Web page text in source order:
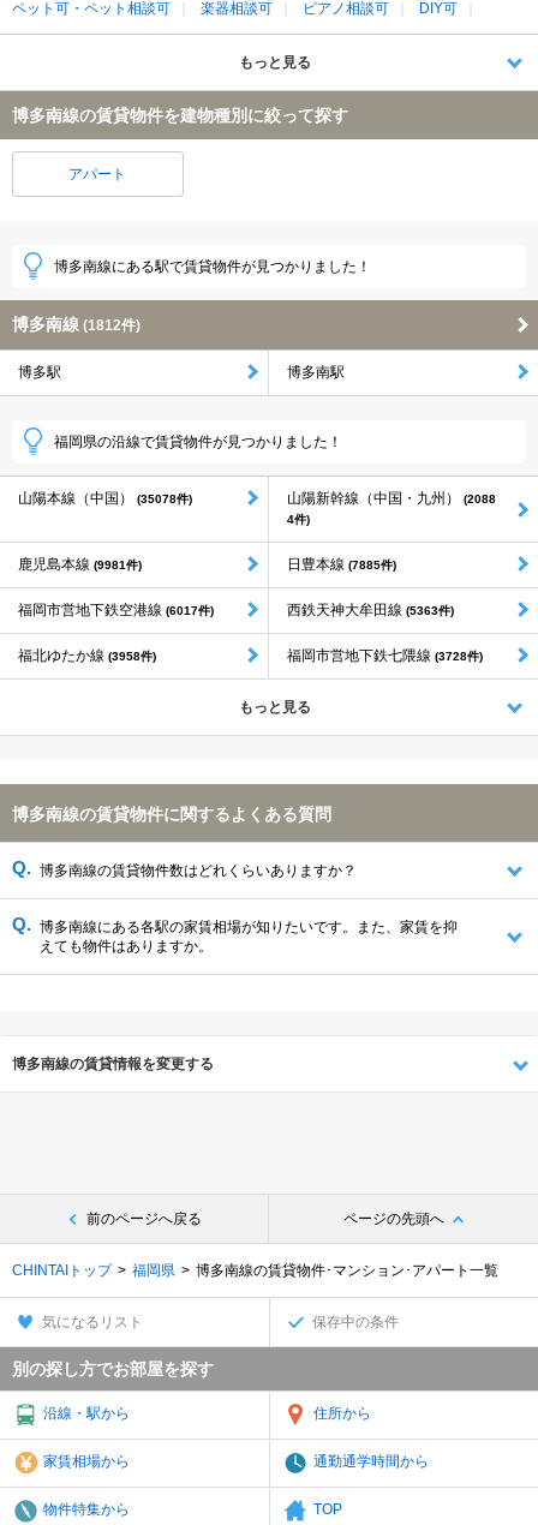
ペット可・ペット相談可
楽器相談可 ピアノ相談可 DIY可
もっと見る
博多南線の賃貸物件を建物種別に絞って探す
アパート
博多南線にある駅で賃貸物件が見つかりました！
博多南線 (1812件)
博多駅 博多南駅
福岡県の沿線で賃貸物件が見つかりました！
山陽本線（中国） (35078件) 山陽新幹線（中国・九州）
(2088
4件)
鹿児島本線 (9981件) 日豊本線 (7885件)
福岡市営地下鉄空港線 (6017件) 西鉄天神大牟田線 (5363件)
福北ゆたか線 (3958件) 福岡市営地下鉄七隈線 (3728件)
もっと見る
博多南線の賃貸物件に関するよくある質問
博多南線の賃貸物件数はどれくらいありますか？
博多南線にある各駅の家賃相場が知りたいです。また、家賃を抑
えても物件はありますか。
博多南線の賃貸情報を変更する
前のページへ戻る ページの先頭へ
CHINTAIトップ 福岡県 博多南線の賃貸物件･マンション･アパート一覧
気になるリスト 保存中の条件
別の探し方でお部屋を探す
沿線・駅から 住所から
家賃相場から 通勤通学時間から
物件特集から TOP